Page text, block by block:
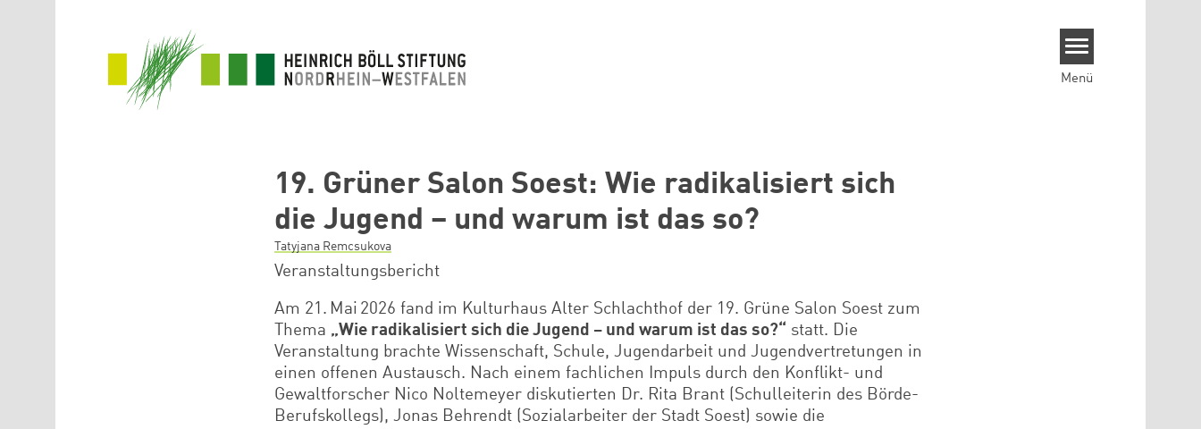
Menü
19. Grüner Salon Soest: Wie radikalisiert sich
die Jugend – und warum ist das so?
Tatyjana Remcsukova
Veranstaltungsbericht
Am 21. Mai 2026 fand im Kulturhaus Alter Schlachthof der 19. Grüne Salon Soest zum
Thema „Wie radikalisiert sich die Jugend – und warum ist das so?“
statt. Die
Veranstaltung brachte Wissenschaft, Schule, Jugendarbeit und Jugendvertretungen in
einen offenen Austausch. Nach einem fachlichen Impuls durch den Konflikt- und
Gewaltforscher Nico Noltemeyer diskutierten Dr. Rita Brant (Schulleiterin des Börde-
Berufskollegs), Jonas Behrendt (Sozialarbeiter der Stadt Soest) sowie die